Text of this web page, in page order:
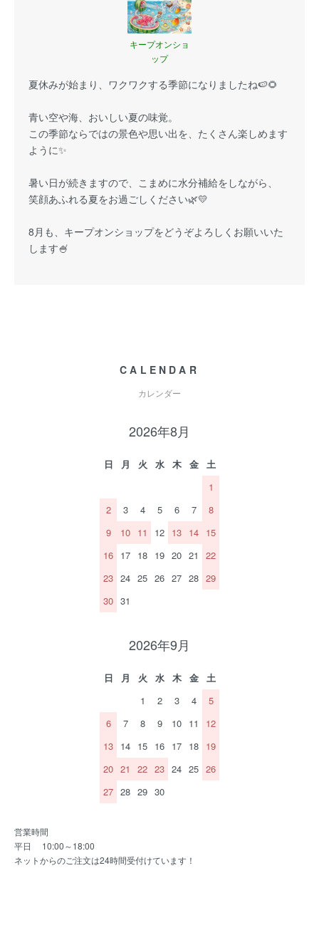
キープオンショ
ップ
夏休みが始まり、ワクワクする季節になりましたね🍉🌻
青い空や海、おいしい夏の味覚。
この季節ならではの景色や思い出を、たくさん楽しめます
ように✨
暑い日が続きますので、こまめに水分補給をしながら、
笑顔あふれる夏をお過ごしください🌿💛
8月も、キープオンショップをどうぞよろしくお願いいた
します🍧
CALENDAR
カレンダー
2026年8月
日 月 火 水 木 金
土
1
2
3 4 5 6 7
8
9
10 11 12 13 14 15
16 17 18 19 20 21
22
23 24 25 26 27 28 29
30 31
2026年9月
日 月 火 水 木 金
土
1
2 3 4
5
6
7 8 9 10 11
12
13 14 15 16 17 18 19
20 21 22 23 24 25 26
27 28 29 30
営業時間
平日 10:00～18:00
ネットからのご注文は24時間受付けています！